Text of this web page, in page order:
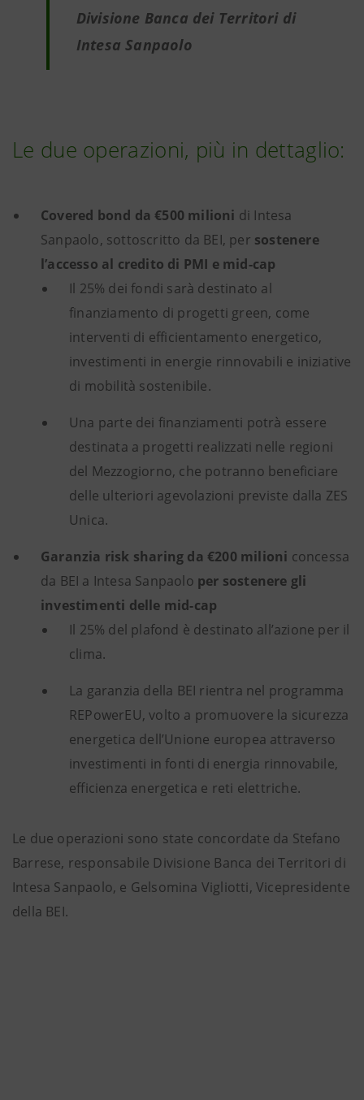
Divisione Banca dei Territori di
Intesa Sanpaolo
Le due operazioni, più in dettaglio:
Covered bond da €500 milioni di Intesa
Sanpaolo, sottoscritto da BEI, per sostenere
l’accesso al credito di PMI e mid-cap
Il 25% dei fondi sarà destinato al
finanziamento di progetti green, come
interventi di efficientamento energetico,
investimenti in energie rinnovabili e iniziative
di mobilità sostenibile.
Una parte dei finanziamenti potrà essere
destinata a progetti realizzati nelle regioni
del Mezzogiorno, che potranno beneficiare
delle ulteriori agevolazioni previste dalla ZES
Unica.
Garanzia risk sharing da €200 milioni concessa
da BEI a Intesa Sanpaolo per sostenere gli
investimenti delle mid-cap
Il 25% del plafond è destinato all’azione per il
clima.
La garanzia della BEI rientra nel programma
REPowerEU, volto a promuovere la sicurezza
energetica dell’Unione europea attraverso
investimenti in fonti di energia rinnovabile,
efficienza energetica e reti elettriche.
Le due operazioni sono state concordate da Stefano
Barrese, responsabile Divisione Banca dei Territori di
Intesa Sanpaolo, e Gelsomina Vigliotti, Vicepresidente
della BEI.